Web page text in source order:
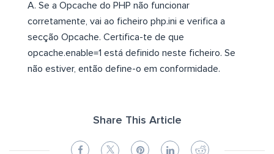
A. Se a Opcache do PHP não funcionar
corretamente, vai ao ficheiro php.ini e verifica a
secção Opcache. Certifica-te de que
opcache.enable=1 está definido neste ficheiro. Se
não estiver, então define-o em conformidade.
Share This Article